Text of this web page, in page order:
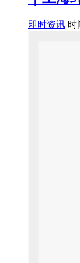
即时资讯 时